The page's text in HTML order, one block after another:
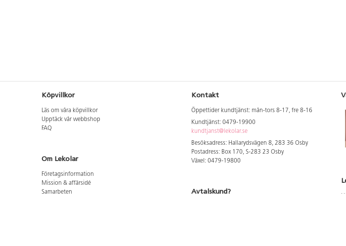
Köpvillkor
Läs om våra köpvillkor
Upptäck vår webbshop
FAQ
Om Lekolar
Företagsinformation
Mission & affärsidé
Samarbeten
Kontakt
Öppettider kundtjänst: mån-tors 8-17, fre 8-16
Kundtjänst: 0479-19900
kundtjanst@lekolar.se
Besöksadress: Hallarydsvägen 8, 283 36 Osby
Postadress: Box 170, S-283 23 Osby
Växel: 0479-19800
Avtalskund?